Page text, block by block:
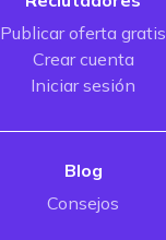
Publicar oferta gratis
Crear cuenta
Iniciar sesión
Blog
Consejos